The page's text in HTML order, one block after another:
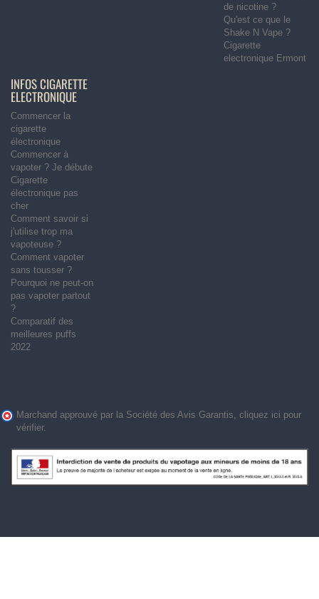
de nicotine ?
Qu'est ce que le
Shake N Vape ?
Cigarette
electronique Ermont
INFOS CIGARETTE
ELECTRONIQUE
Commencer la
cigarette
électronique
Commencer à
vapoter ? Je débute
Cigarette
électronique pas
cher
Comment savoir si
j'utilise trop ma
vapoteuse ?
Comment vapoter
sans tousser ?
Pourquoi ne peut-on
pas vapoter partout
?
Comparatif des
meilleures puffs
2022
Marchand approuvé par la Société des Avis Garantis, cliquez ici pour
vérifier.